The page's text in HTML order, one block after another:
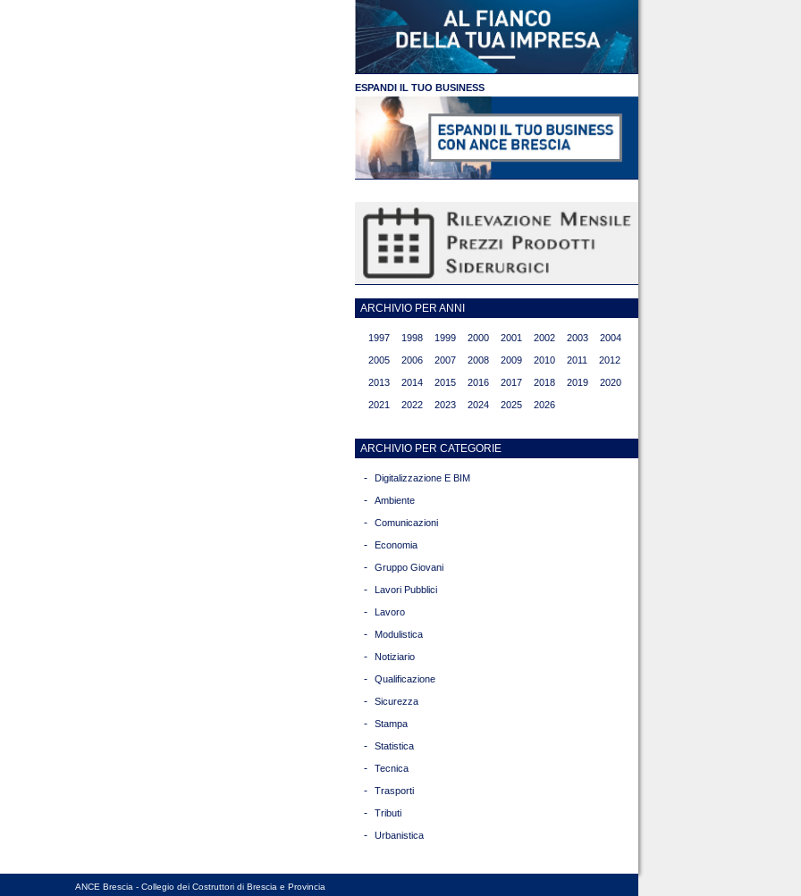
ESPANDI IL TUO BUSINESS
ARCHIVIO PER ANNI
1997 1998 1999 2000 2001 2002 2003 2004
2005 2006 2007 2008 2009 2010 2011 2012
2013 2014 2015 2016 2017 2018 2019 2020
2021 2022 2023 2024 2025 2026
ARCHIVIO PER CATEGORIE
- Digitalizzazione E BIM
- Ambiente
- Comunicazioni
- Economia
- Gruppo Giovani
- Lavori Pubblici
- Lavoro
- Modulistica
- Notiziario
- Qualificazione
- Sicurezza
- Stampa
- Statistica
- Tecnica
- Trasporti
- Tributi
- Urbanistica
ANCE Brescia - Collegio dei Costruttori di Brescia e Provincia